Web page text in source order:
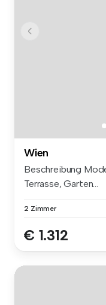
Wien
Beschreibung
Terrasse, Garten...
2 Zimmer
€ 1.312